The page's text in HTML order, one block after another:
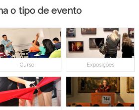
o tipo de evento
Curso Exposições